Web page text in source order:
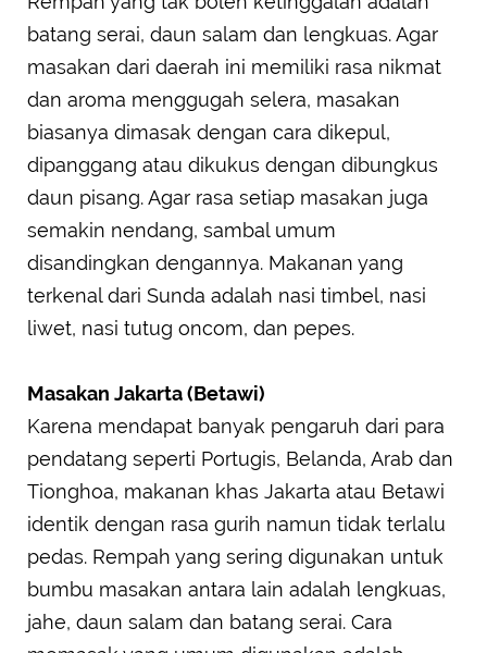
batang serai, daun salam dan lengkuas. Agar
masakan dari daerah ini memiliki rasa nikmat
dan aroma menggugah selera, masakan
biasanya dimasak dengan cara dikepul,
dipanggang atau dikukus dengan dibungkus
daun pisang. Agar rasa setiap masakan juga
semakin nendang, sambal umum
disandingkan dengannya. Makanan yang
terkenal dari Sunda adalah nasi timbel, nasi
liwet, nasi tutug oncom, dan pepes.
Masakan Jakarta (Betawi)
Karena mendapat banyak pengaruh dari para
pendatang seperti Portugis, Belanda, Arab dan
Tionghoa, makanan khas Jakarta atau Betawi
identik dengan rasa gurih namun tidak terlalu
pedas. Rempah yang sering digunakan untuk
bumbu masakan antara lain adalah lengkuas,
jahe, daun salam dan batang serai. Cara